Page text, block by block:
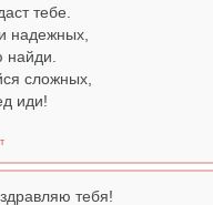
тебе.
надежных,
сложных,
иди!
тебя!